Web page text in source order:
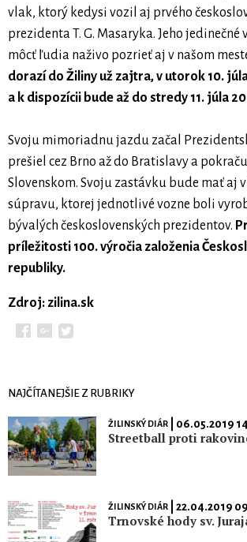
vlak, ktorý kedysi vozil aj prvého
prezidenta T. G. Masaryka. Jeho
môcť ľudia naživo pozrieť aj v našom
dorazí do Žiliny už zajtra, v utorok 10.
a k dispozícii bude až do stredy 11. júla
Svoju mimoriadnu jazdu začal
prešiel cez Brno až do Bratislavy a
Slovenskom. Svoju zastávku bude mať aj
súpravu, ktorej jednotlivé vozne boli
bývalých československých prezidentov.
príležitosti 100. výročia založenia
republiky.
Zdroj: zilina.sk
NAJČÍTANEJŠIE Z RUBRIKY
ŽILINSKÝ DIÁR| 06.05.2019
Streetball proti
ŽILINSKÝ DIÁR| 22.04.2019
Trnovské hody sv.